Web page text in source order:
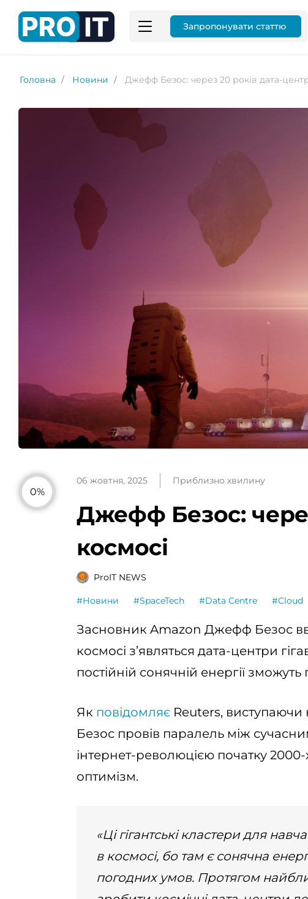
Запропонувати статтю
Головна Новини
0%
06 жовтня, 2025 Приблизно хвилину
Джефф Безос:
космосі
ProIT NEWS
#Новини #SpaceTech #Data Centre #Cloud
Засновник Amazon Джефф Безос
космосі з’являться дата-центри
постійній сонячній енергії
Як повідомляє Reuters, виступаючи
Безос провів паралель між
інтернет-революцією початку
оптимізм.
«Ці гігантські кластери для
в космосі, бо там є сонячна
погодних умов. Протягом